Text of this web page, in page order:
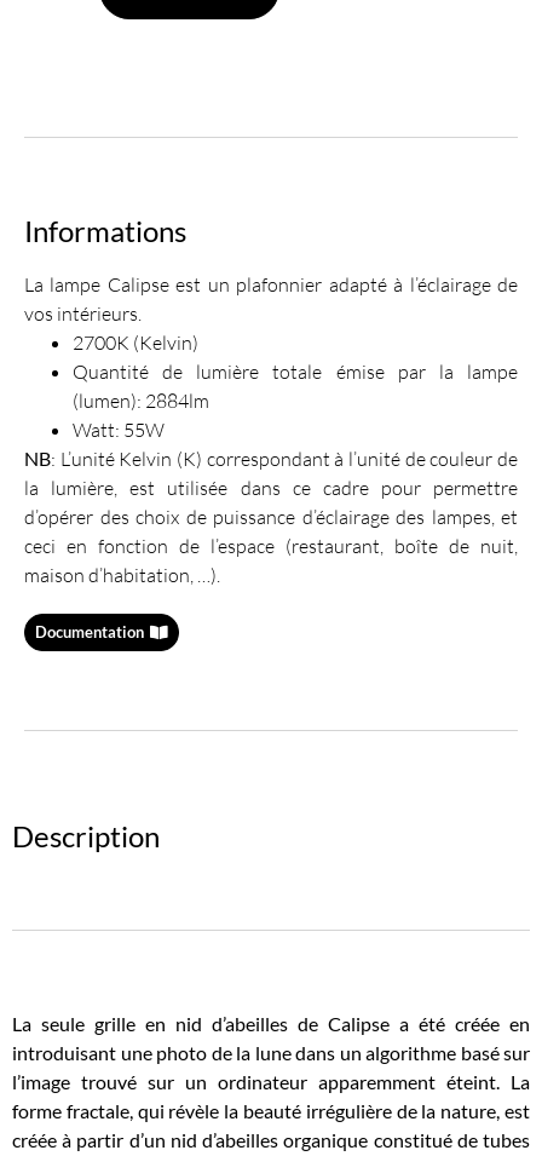
Informations
La lampe Calipse est un plafonnier adapté à l’éclairage de
vos intérieurs.
2700K (Kelvin)
Quantité de lumière totale émise par la lampe
(lumen): 2884lm
Watt: 55W
NB: L’unité Kelvin (K) correspondant à l’unité de couleur de
la lumière, est utilisée dans ce cadre pour permettre
d’opérer des choix de puissance d’éclairage des lampes, et
ceci en fonction de l’espace (restaurant, boîte de nuit,
maison d’habitation, …).
Documentation
Description
La seule grille en nid d’abeilles de Calipse a été créée en
introduisant une photo de la lune dans un algorithme basé sur
l’image trouvé sur un ordinateur apparemment éteint. La
forme fractale, qui révèle la beauté irrégulière de la nature, est
créée à partir d’un nid d’abeilles organique constitué de tubes